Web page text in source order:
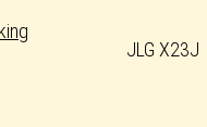
JLG X23J